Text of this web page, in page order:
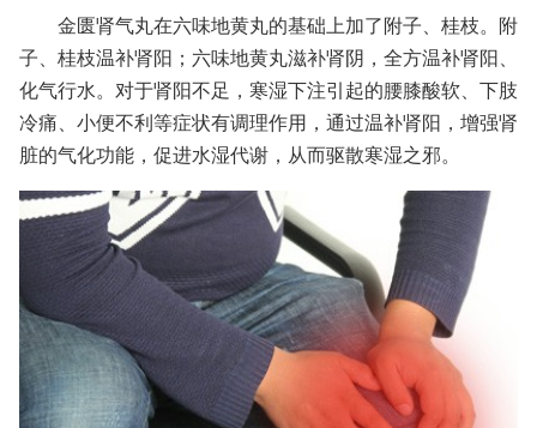
金匮肾气丸在六味地黄丸的基础上加了附子、桂枝。附
子、桂枝温补肾阳；六味地黄丸滋补肾阴，全方温补肾阳、
化气行水。对于肾阳不足，寒湿下注引起的腰膝酸软、下肢
冷痛、小便不利等症状有调理作用，通过温补肾阳，增强肾
脏的气化功能，促进水湿代谢，从而驱散寒湿之邪。